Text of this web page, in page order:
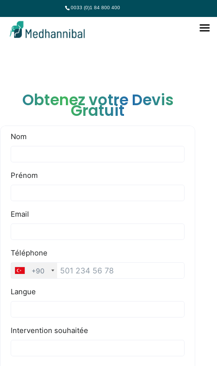
0033 (0)1 84 800 400
Obtenez votre Devis
Gratuit